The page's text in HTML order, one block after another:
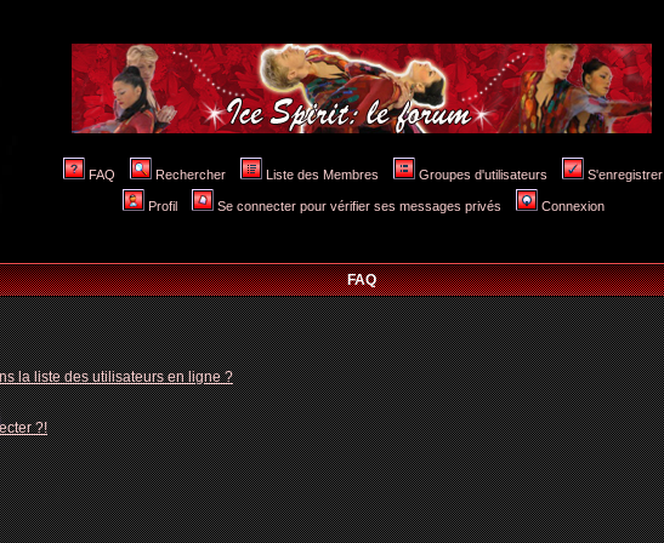
FAQ Rechercher Liste des Membres Groupes d'utilisateurs S'enregistrer
Profil Se connecter pour vérifier ses messages privés Connexion
FAQ
la liste des utilisateurs en ligne ?
?!